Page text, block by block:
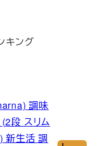
キング
調味
段 スリム
新生活 調